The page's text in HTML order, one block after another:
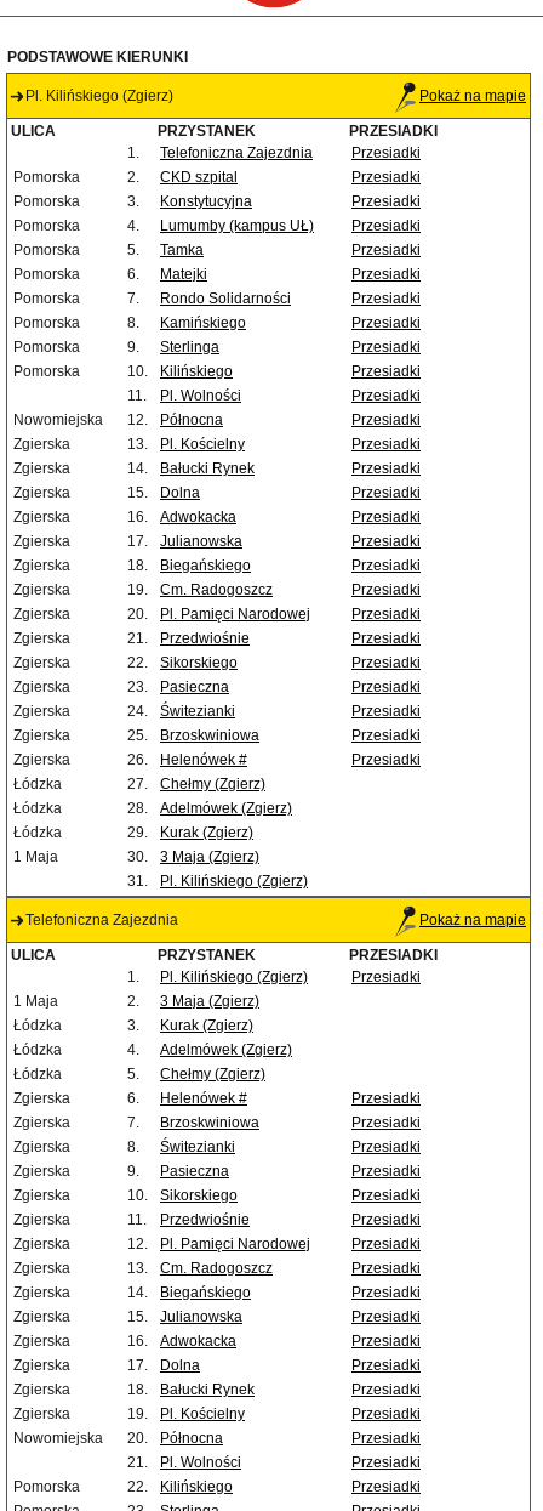
PODSTAWOWE KIERUNKI
Pl. Kilińskiego (Zgierz) Pokaż na mapie
ULICA PRZYSTANEK
PRZESIADKI
1.
Telefoniczna Zajezdnia
Przesiadki
Pomorska
2. CKD szpital
Przesiadki
Pomorska
3. Konstytucyjna
Przesiadki
Pomorska
4. Lumumby (kampus UŁ)
Przesiadki
Pomorska
5. Tamka
Przesiadki
Pomorska
6. Matejki
Przesiadki
Pomorska
7. Rondo Solidarności
Przesiadki
Pomorska
8. Kamińskiego
Przesiadki
Pomorska
9. Sterlinga
Przesiadki
Pomorska
10. Kilińskiego
Przesiadki
11.
Pl. Wolności
Przesiadki
Nowomiejska
12. Północna
Przesiadki
Zgierska
13. Pl. Kościelny
Przesiadki
Zgierska
14. Bałucki Rynek
Przesiadki
Zgierska
15. Dolna
Przesiadki
Zgierska
16. Adwokacka
Przesiadki
Zgierska
17. Julianowska
Przesiadki
Zgierska
18. Biegańskiego
Przesiadki
Zgierska
19. Cm. Radogoszcz
Przesiadki
Zgierska
20. Pl. Pamięci Narodowej
Przesiadki
Zgierska
21. Przedwiośnie
Przesiadki
Zgierska
22. Sikorskiego
Przesiadki
Zgierska
23. Pasieczna
Przesiadki
Zgierska
24. Świtezianki
Przesiadki
Zgierska
25. Brzoskwiniowa
Przesiadki
Zgierska
26. Helenówek #
Przesiadki
Łódzka
27.
Chełmy (Zgierz)
Łódzka
28.
Adelmówek (Zgierz)
Łódzka
29.
Kurak (Zgierz)
1 Maja
30.
3 Maja (Zgierz)
31.
Pl. Kilińskiego (Zgierz)
Telefoniczna Zajezdnia Pokaż na mapie
ULICA PRZYSTANEK
PRZESIADKI
1.
Pl. Kilińskiego (Zgierz)
Przesiadki
1 Maja
2.
3 Maja (Zgierz)
Łódzka
3.
Kurak (Zgierz)
Łódzka
4.
Adelmówek (Zgierz)
Łódzka
5.
Chełmy (Zgierz)
Zgierska
6. Helenówek #
Przesiadki
Zgierska
7. Brzoskwiniowa
Przesiadki
Zgierska
8. Świtezianki
Przesiadki
Zgierska
9. Pasieczna
Przesiadki
Zgierska
10. Sikorskiego
Przesiadki
Zgierska
11. Przedwiośnie
Przesiadki
Zgierska
12. Pl. Pamięci Narodowej
Przesiadki
Zgierska
13. Cm. Radogoszcz
Przesiadki
Zgierska
14. Biegańskiego
Przesiadki
Zgierska
15. Julianowska
Przesiadki
Zgierska
16. Adwokacka
Przesiadki
Zgierska
17. Dolna
Przesiadki
Zgierska
18. Bałucki Rynek
Przesiadki
Zgierska
19. Pl. Kościelny
Przesiadki
Nowomiejska
20. Północna
Przesiadki
21.
Pl. Wolności
Przesiadki
Pomorska
22. Kilińskiego
Przesiadki